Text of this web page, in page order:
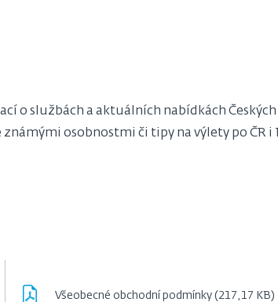
o službách a aktuálních nabídkách
osobnostmi či tipy na výlety po ČR i
Všeobecné obchodní podmínky (217,17 KB)